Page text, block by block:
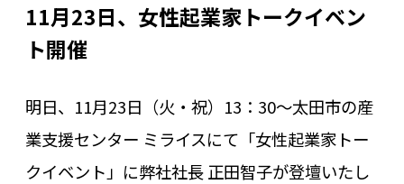
11月23日、女性起業家トークイベン
ト開催
明日、11月23日（火・祝）13：30～太田市の産
業支援センター ミライスにて「女性起業家トー
クイベント」に弊社社長 正田智子が登壇いたし